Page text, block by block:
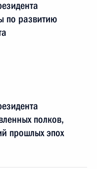
по развитию
полков,
прошлых эпох